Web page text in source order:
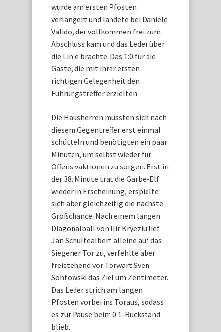
wurde am ersten Pfosten
verlängert und landete bei Daniele
Valido, der vollkommen frei zum
Abschluss kam und das Leder über
die Linie brachte. Das 1:0 für die
Gäste, die mit ihrer ersten
richtigen Gelegenheit den
Führungstreffer erzielten.
Die Hausherren mussten sich nach
diesem Gegentreffer erst einmal
schütteln und benötigten ein paar
Minuten, um selbst wieder für
Offensivaktionen zu sorgen. Erst in
der 38. Minute trat die Garbe-Elf
wieder in Erscheinung, erspielte
sich aber gleichzeitig die nächste
Großchance. Nach einem langen
Diagonalball von Ilir Kryeziu lief
Jan Schultealbert alleine auf das
Siegener Tor zu, verfehlte aber
freistehend vor Torwart Sven
Sontowski das Ziel um Zentimeter.
Das Leder strich am langen
Pfosten vorbei ins Toraus, sodass
es zur Pause beim 0:1-Rückstand
blieb.